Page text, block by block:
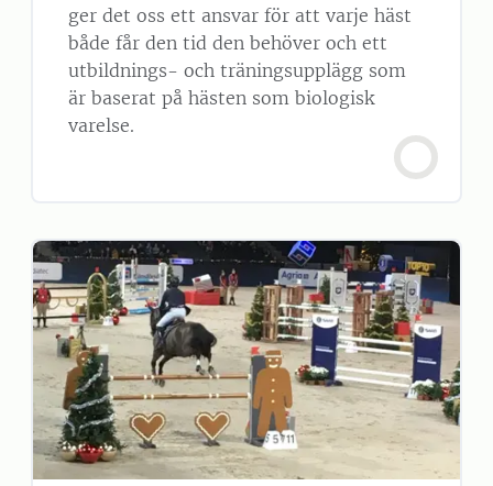
ger det oss ett ansvar för att varje häst
både får den tid den behöver och ett
utbildnings- och träningsupplägg som
är baserat på hästen som biologisk
varelse.